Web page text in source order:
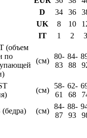
D
34 36
UK
8 10
IT
1 2
(объем
по
(см)
80-
83
84-
88
(см)
58-
61
62-
68
(бедра)
(см)
84-
87
88-
93